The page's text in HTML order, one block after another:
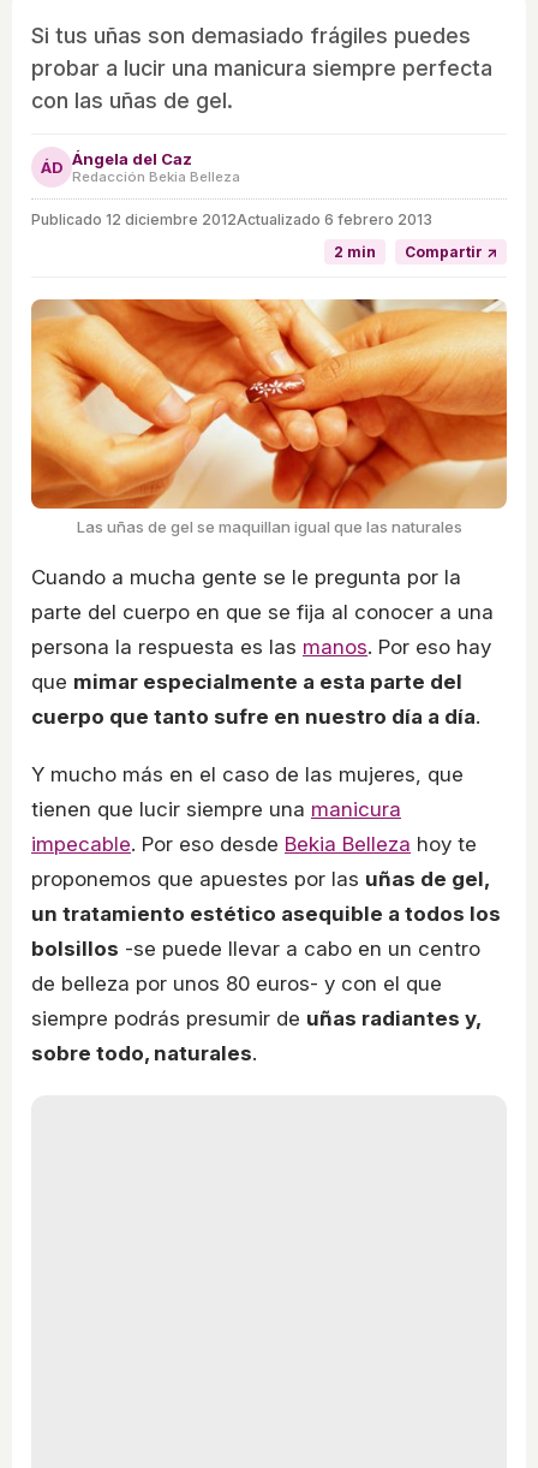
Si tus uñas son demasiado frágiles puedes
probar a lucir una manicura siempre perfecta
con las uñas de gel.
ÁD Ángela del Caz
Redacción Bekia Belleza
Publicado 12 diciembre 2012Actualizado 6 febrero 2013
2 min
Compartir ↗
Las uñas de gel se maquillan igual que las naturales
Cuando a mucha gente se le pregunta por la
parte del cuerpo en que se fija al conocer a una
persona la respuesta es las manos. Por eso hay
que mimar especialmente a esta parte del
cuerpo que tanto sufre en nuestro día a día.
Y mucho más en el caso de las mujeres, que
tienen que lucir siempre una manicura
impecable. Por eso desde Bekia Belleza hoy te
proponemos que apuestes por las uñas de gel,
un tratamiento estético asequible a todos los
bolsillos -se puede llevar a cabo en un centro
de belleza por unos 80 euros- y con el que
siempre podrás presumir de uñas radiantes y,
sobre todo, naturales.